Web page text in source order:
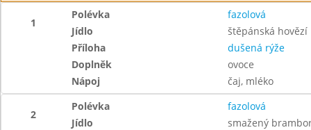
1
Polévka
fazolová
Jídlo
štěpánská hovězí
Příloha
dušená rýže
Doplněk
ovoce
Nápoj
čaj, mléko
2
Polévka
fazolová
Jídlo
smažený